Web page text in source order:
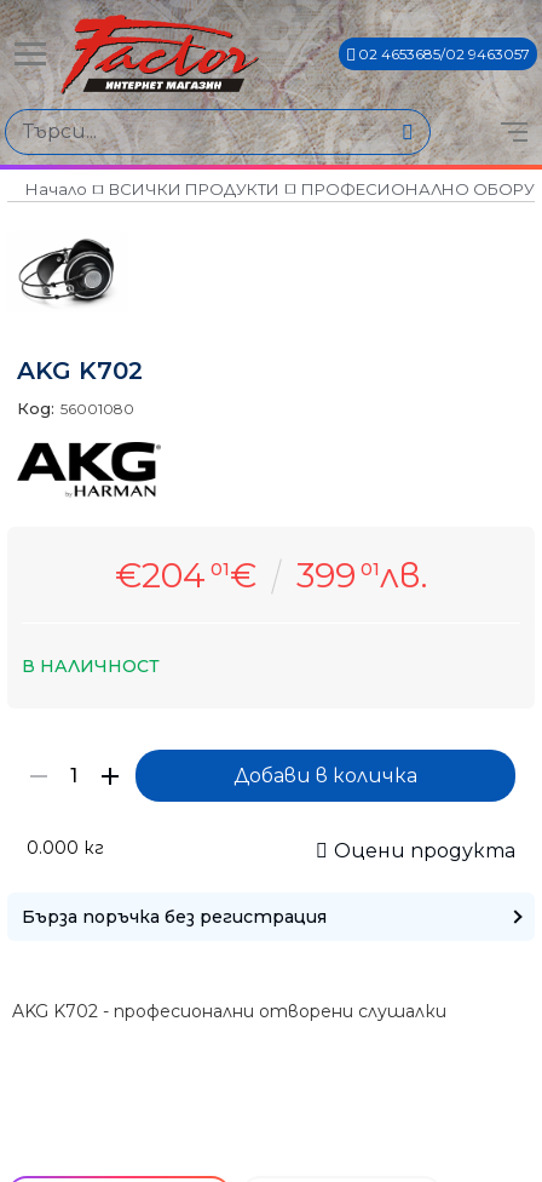
02 4653685/02 9463057
Начало ВСИЧКИ ПРОДУКТИ ПРОФЕСИОНАЛНО
AKG K702
Код: 56001080
€204 01€ 399 01лв.
В НАЛИЧНОСТ
0.000 кг Оцени продукта
Бърза поръчка без регистрация
Само
AKG K702 - професионални отворени слушалки